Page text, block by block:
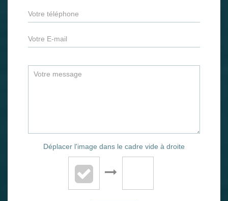
Déplacer l'image dans le cadre vide à droite